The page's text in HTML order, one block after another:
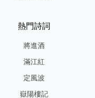
熱門詩詞
將進酒
滿江紅
定風波
嶽陽樓記